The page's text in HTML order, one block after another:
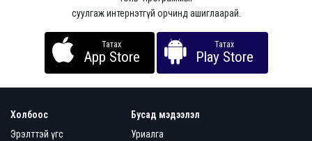
суулгаж интернэтгүй орчинд ашиглаарай.
Татах
App Store
Татах
Play Store
Холбоос
Эрэлттэй үгс
Бусад мэдээлэл
Уриалга